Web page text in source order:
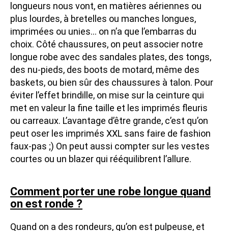
longueurs nous vont, en matières aériennes ou
plus lourdes, à bretelles ou manches longues,
imprimées ou unies… on n’a que l’embarras du
choix. Côté chaussures, on peut associer notre
longue robe avec des sandales plates, des tongs,
des nu-pieds, des boots de motard, même des
baskets, ou bien sûr des chaussures à talon. Pour
éviter l’effet brindille, on mise sur la ceinture qui
met en valeur la fine taille et les imprimés fleuris
ou carreaux. L’avantage d’être grande, c’est qu’on
peut oser les imprimés XXL sans faire de fashion
faux-pas ;) On peut aussi compter sur les vestes
courtes ou un blazer qui rééquilibrent l’allure.
Comment porter une robe longue quand
on est ronde ?
Quand on a des rondeurs, qu’on est pulpeuse, et